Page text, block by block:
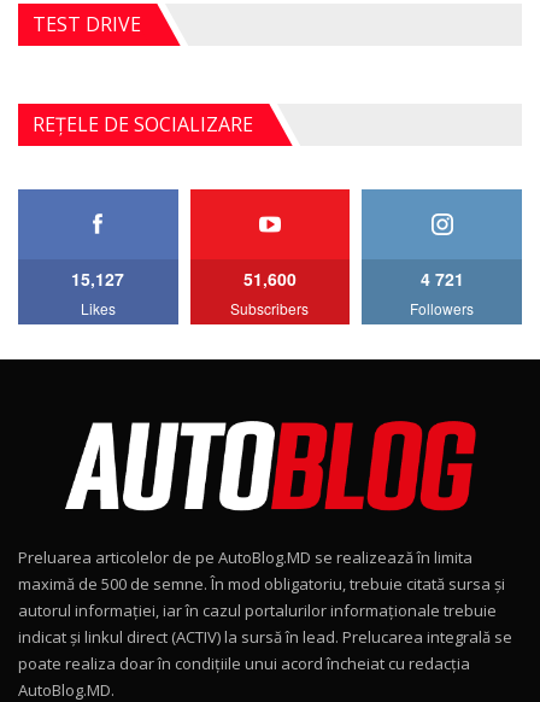
TEST DRIVE
REȚELE DE SOCIALIZARE
15,127
Likes
51,600
Subscribers
4 721
Followers
Preluarea articolelor de pe AutoBlog.MD se realizează în limita
maximă de 500 de semne. În mod obligatoriu, trebuie citată sursa și
autorul informației, iar în cazul portalurilor informaționale trebuie
indicat și linkul direct (ACTIV) la sursă în lead. Prelucarea integrală se
poate realiza doar în condițiile unui acord încheiat cu redacţia
AutoBlog.MD.